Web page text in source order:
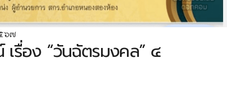
๖๗
รื่อง “วันฉัตรมงคล” ๔